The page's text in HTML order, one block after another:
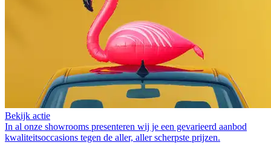
Bekijk actie
In al onze showrooms presenteren wij je een gevarieerd aanbod
kwaliteitsoccasions tegen de aller, aller scherpste prijzen.